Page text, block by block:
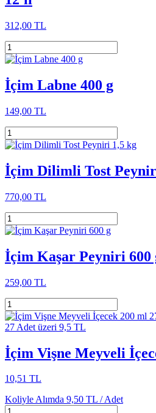
312,00 TL
İçim Labne 400 g
149,00 TL
İçim Dilimli Tost
770,00 TL
İçim Kaşar Peyniri 600
259,00 TL
27 Adet üzeri 9,5 TL
İçim Vişne Meyveli
10,51 TL
Koliyle Alımda 9,50 TL /Adet